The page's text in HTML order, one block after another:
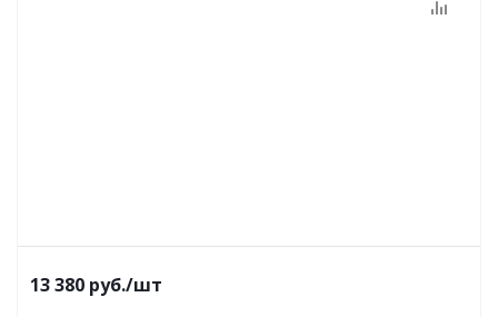
13 380 руб./шт